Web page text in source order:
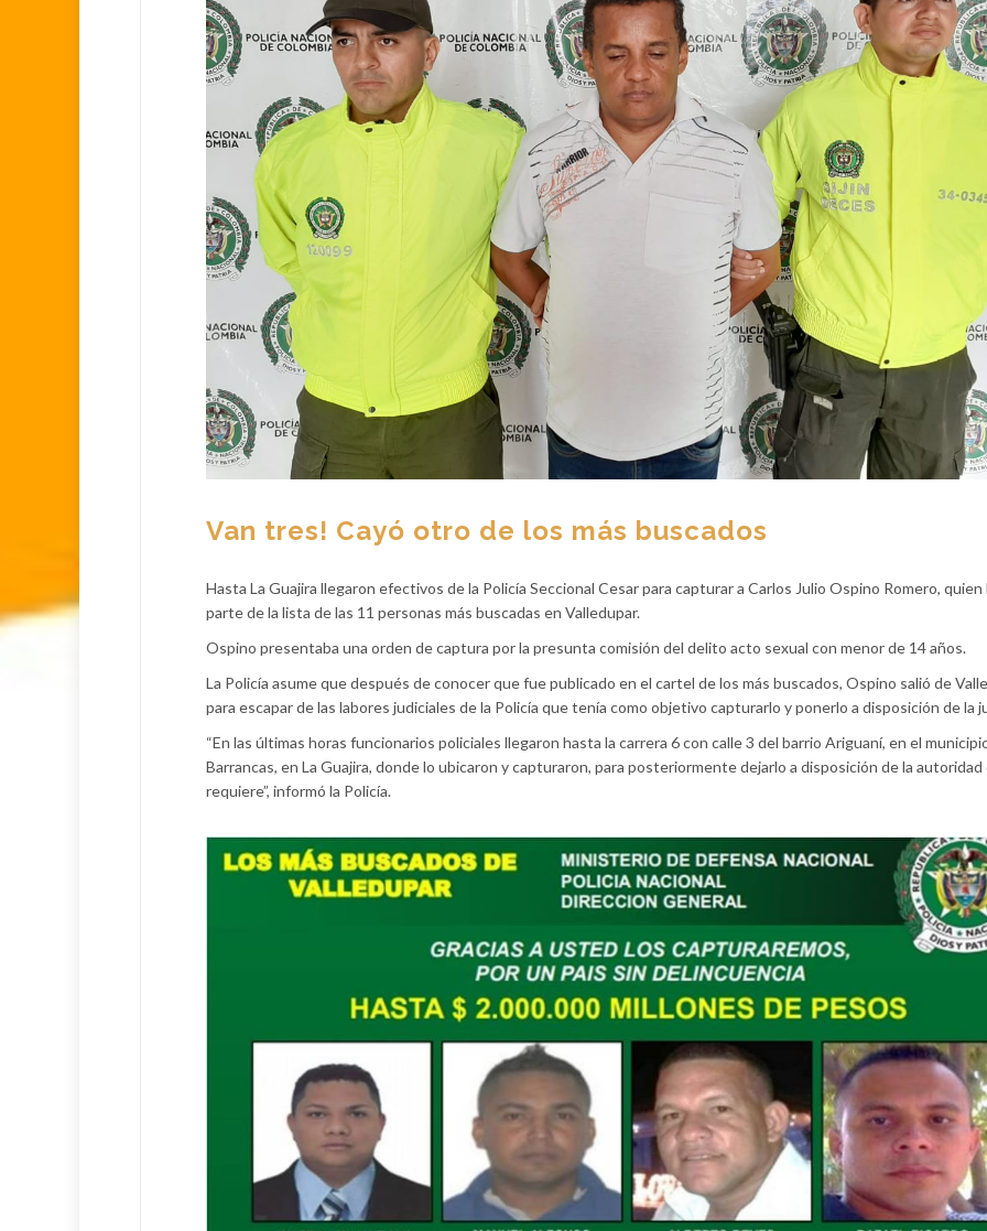
Van tres! Cayó otro de los más buscados
Hasta La Guajira llegaron efectivos de la Policía Seccional Cesar para capturar a Carlos Julio Ospino Romero, quien
parte de la lista de las 11 personas más buscadas en Valledupar.
Ospino presentaba una orden de captura por la presunta comisión del delito acto sexual con menor de 14 años.
La Policía asume que después de conocer que fue publicado en el cartel de los más buscados, Ospino salió de
para escapar de las labores judiciales de la Policía que tenía como objetivo capturarlo y ponerlo a disposición de la
“En las últimas horas funcionarios policiales llegaron hasta la carrera 6 con calle 3 del barrio Ariguaní, en el
Barrancas, en La Guajira, donde lo ubicaron y capturaron, para posteriormente dejarlo a disposición de la autoridad
requiere”, informó la Policía.